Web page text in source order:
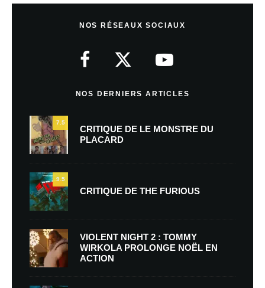
NOS RÉSEAUX SOCIAUX
NOS DERNIERS ARTICLES
7.5
CRITIQUE DE LE MONSTRE DU
PLACARD
9.5
CRITIQUE DE THE FURIOUS
VIOLENT NIGHT 2 : TOMMY
WIRKOLA PROLONGE NOËL EN
ACTION